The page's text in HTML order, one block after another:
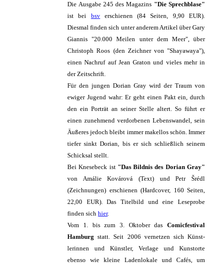
Die Ausgabe 245 des Magazins "Die Sprechblase"
ist bei bsverschienen (84 Seiten, 9,90 EUR).
Diesmal finden sich unter anderem Artikel über Gary
Giannis "20.000 Meilen unter dem Meer", über
Christoph Roos (den Zeichner von "Shayawaya"),
einen Nachruf auf Jean Graton und vieles mehr in
der Zeitschrift.
Für den jungen Dorian Gray wird der Traum von
ewiger Jugend wahr: Er geht einen Pakt ein, durch
den ein Porträt an seiner Stelle altert. So führt er
einen zunehmend verdorbenen Lebenswandel, sein
Äußeres jedoch bleibt immer makellos schön. Immer
tiefer sinkt Dorian, bis er sich schließlich seinem
Schicksal stellt.
Bei Knesebeck ist "Das Bildnis des Dorian Gray"
von Amálie Kovárová (Text) und Petr Šrédl
(Zeichnungen) erschienen (Hardcover, 160 Seiten,
22,00 EUR). Das Titelbild und eine Leseprobe
finden sichhier.
Vom 1. bis zum 3. Oktober das Comicfestival
Hamburg statt. Seit 2006 vernetzen sich Künst­
lerin­nen und Künstler, Ver­lage und Kunst­orte
ebenso wie kleine Laden­lo­kale und Cafés, um